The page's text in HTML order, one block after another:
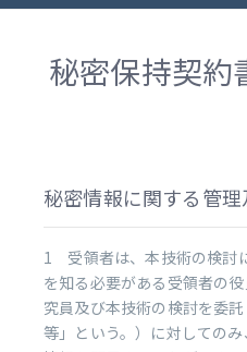
秘密保持契約
秘密情報に関する管
1 受領者は、本技術の検討
を知る必要がある受領者の
究員及び本技術の検討を委
等」という。）に対しての